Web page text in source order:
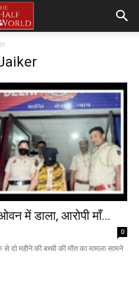
में डाला, आरोपी माँ...
0
दो महीने की बच्ची की मौत का मामला सामने